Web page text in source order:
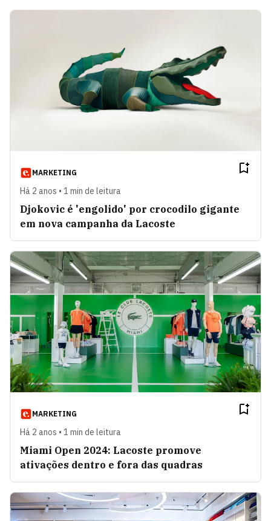
MARKETING
Há 2 anos • 1 min de leitura
Djokovic é 'engolido' por crocodilo gigante
em nova campanha da Lacoste
MARKETING
Há 2 anos • 1 min de leitura
Miami Open 2024: Lacoste promove
ativações dentro e fora das quadras